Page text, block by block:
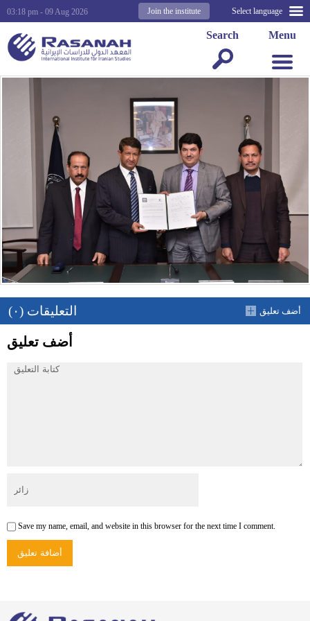
Select language
Join the institute
03:18 pm - 09 Aug 2026
Menu
Search
التعليقات (٠) أضف تعليق
أضف تعليق
Save my name, email, and website in this browser for the next time I comment.